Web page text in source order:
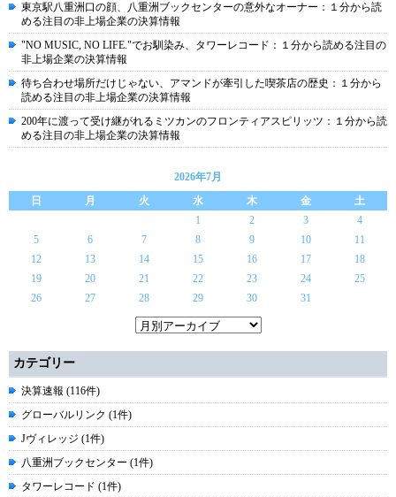
東京駅八重洲口の顔、八重洲ブックセンターの意外なオーナー：１分から読
める注目の非上場企業の決算情報
"NO MUSIC, NO LIFE."でお馴染み、タワーレコード：１分から読める注目の
非上場企業の決算情報
待ち合わせ場所だけじゃない、アマンドが牽引した喫茶店の歴史：１分から
読める注目の非上場企業の決算情報
200年に渡って受け継がれるミツカンのフロンティアスピリッツ：１分から読
める注目の非上場企業の決算情報
2026年7月
日
月 火 水 木 金
土
1
2 3
4
5
6 7 8 9 10
11
12
13 14 15 16 17
18
19
20 21 22 23 24
25
26
27 28 29 30 31
カテゴリー
決算速報 (116件)
グローバルリンク (1件)
Jヴィレッジ (1件)
八重洲ブックセンター (1件)
タワーレコード (1件)